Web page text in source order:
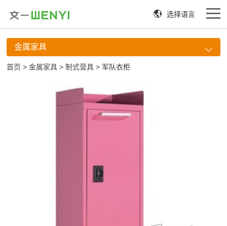
选择语言
金属家具
首页 >金属家具 >制式营具 > 军队衣柜